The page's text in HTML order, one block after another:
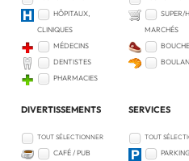
HÔPITAUX,
CLINIQUES
MÉDECINS
DENTISTES
PHARMACIES
SUPER/
MARCHÉS
DIVERTISSEMENTS
TOUT SÉLECTIONNER
CAFÉ / PUB
SERVICES
TOUT